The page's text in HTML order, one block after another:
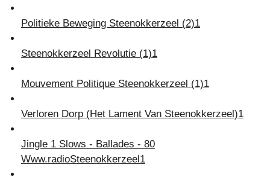
Politieke Beweging Steenokkerzeel (2)1
Steenokkerzeel Revolutie (1)1
Mouvement Politique Steenokkerzeel (1)1
Verloren Dorp (Het Lament Van Steenokkerzeel)1
Jingle 1 Slows - Ballades - 80
Www.radioSteenokkerzeel 1